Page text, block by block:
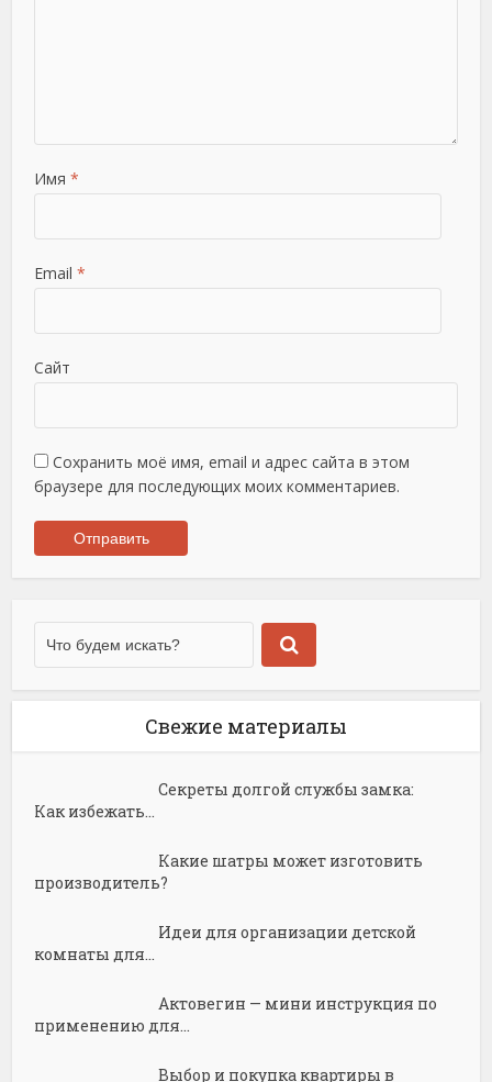
Имя *
Email *
Сайт
Сохранить моё имя, email и адрес сайта в этом
браузере для последующих моих комментариев.
Свежие материалы
Секреты долгой службы замка:
Как избежать...
Какие шатры может изготовить
производитель?
Идеи для организации детской
комнаты для...
Актовегин — мини инструкция по
применению для...
Выбор и покупка квартиры в